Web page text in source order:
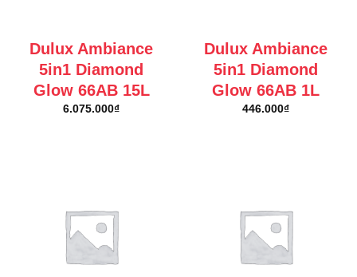
Dulux Ambiance
5in1 Diamond
Glow 66AB 15L
6.075.000₫
Dulux Ambiance
5in1 Diamond
Glow 66AB 1L
446.000₫